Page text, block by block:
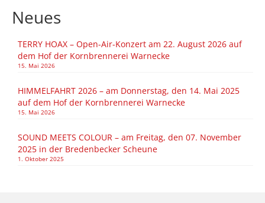
Neues
TERRY HOAX – Open-Air-Konzert am 22. August 2026 auf
dem Hof der Kornbrennerei Warnecke
15. Mai 2026
HIMMELFAHRT 2026 – am Donnerstag, den 14. Mai 2025
auf dem Hof der Kornbrennerei Warnecke
15. Mai 2026
SOUND MEETS COLOUR – am Freitag, den 07. November
2025 in der Bredenbecker Scheune
1. Oktober 2025